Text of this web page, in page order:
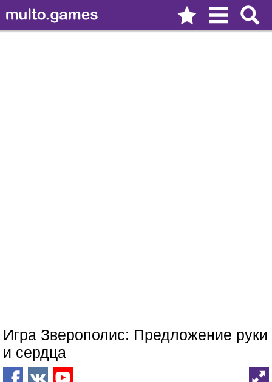
Игра Зверополис: Предложение руки
и сердца